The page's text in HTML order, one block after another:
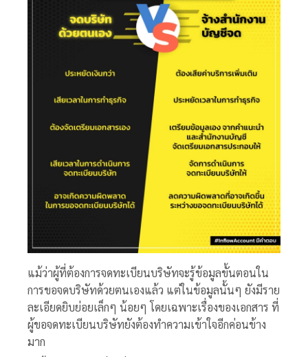
แม้ว่าผู้ที่ต้องการจดทะเบียนบริษัทจะรู้ข้อมูลขั้นตอนใน
การขอจดบริษัทด้วยตนเองแล้ว แต่ในข้อมูลนั้นๆ ยังมีราย
ละเอียดยิบย่อยเล็กๆ น้อยๆ โดยเฉพาะเรื่องของเอกสาร ที่
ผู้ขอจดทะเบียนบริษัทยังต้องทำความเข้าใจอีกค่อนข้าง
มาก